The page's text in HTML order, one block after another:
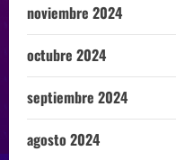
noviembre 2024
octubre 2024
septiembre 2024
agosto 2024